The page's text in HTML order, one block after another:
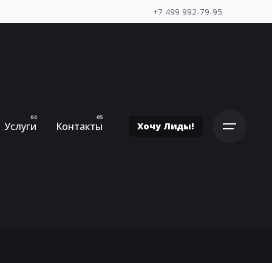
+7 499 992-79-95
Услуги Контакты Хочу Лиды!